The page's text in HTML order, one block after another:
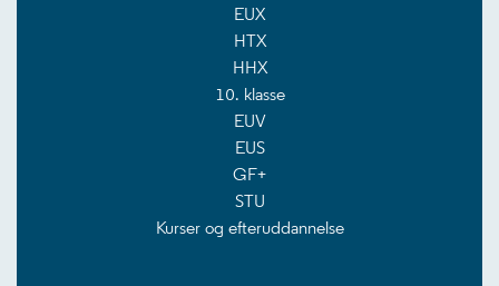
EUX
HTX
HHX
10. klasse
EUV
EUS
GF+
STU
Kurser og efteruddannelse